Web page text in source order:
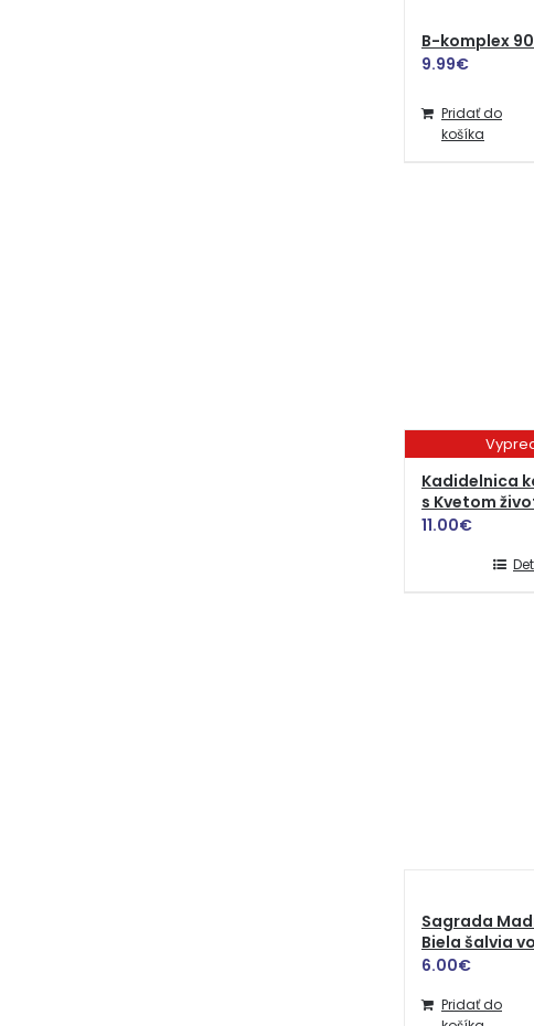
B-komplex
9.99€
Pridať do
košíka
Kadidelnica
s Kvetom
11.00€
Sagrada
Biela šalvia
6.00€
Pridať do